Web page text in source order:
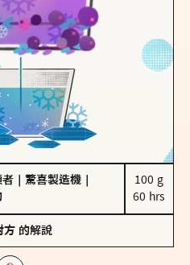
者 驚喜製造機
100 g
60 hrs
方 的解說